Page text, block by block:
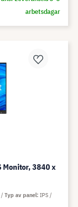
arbetsdagar
Monitor, 3840 x
Typ av panel IPS